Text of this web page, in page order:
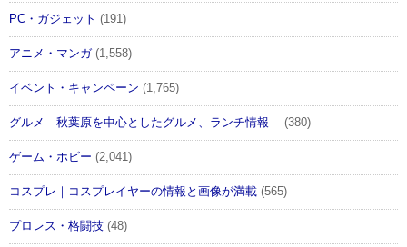
PC・ガジェット (191)
アニメ・マンガ(1,558)
イベント・キャンペーン (1,765)
グルメ 秋葉原を中心としたグルメ、ランチ情報 (380)
ゲーム・ホビー (2,041)
コスプレ｜コスプレイヤーの情報と画像が満載 (565)
プロレス・格闘技 (48)